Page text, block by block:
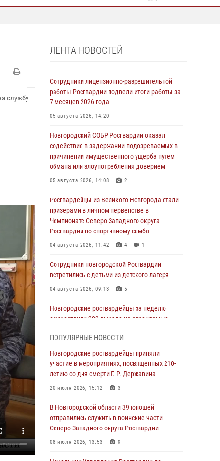
службу
ЛЕНТА НОВОСТЕЙ
Сотрудники лицензионно-разрешительной
работы Росгвардии подвели итоги работы за
7 месяцев 2026 года
05 августа 2026, 14:20
Новгородский СОБР Росгвардии оказал
содействие в задержании подозреваемых в
причинении имущественного ущерба путем
обмана или злоупотребления доверием
05 августа 2026, 14:08 2
Росгвардейцы из Великого Новгорода стали
призерами в личном первенстве в
Чемпионате Северо-Западного округа
Росгвардии по спортивному самбо
04 августа 2026, 11:42 4 1
Сотрудники новгородской Росгвардии
встретились с детьми из детского лагеря
04 августа 2026, 09:13 5
Новгородские росгвардейцы за неделю
осуществили 203 выезда на охраняемые
Радиоэфир программы "Новости дня" на
радио "Радио53" от 30 июля 2026 года.
Новгородские призывники приняли присягу в
Росгвардии.
30 июля 2026, 16:00 1
В Великом Новгороде сотрудники центра
Росгвардии провели телефонную «горячую
ПОПУЛЯРНЫЕ НОВОСТИ
Новгородские росгвардейцы приняли
участие в мероприятиях, посвященных 210-
летию со дня смерти Г. Р. Державина
20 июля 2026, 15:12 3
В Новгородской области 39 юношей
отправились служить в воинские части
Северо-Западного округа Росгвардии
08 июля 2026, 13:53 9